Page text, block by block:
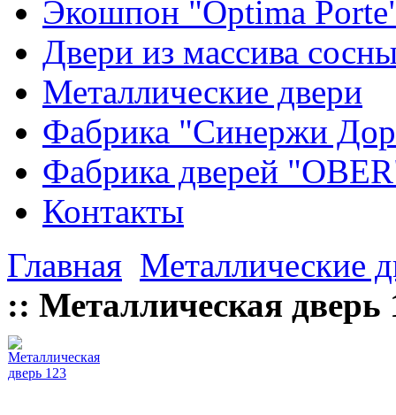
Экошпон "Optima
Двери из массива
Металлические двери
Фабрика "Синержи
Фабрика дверей
Контакты
Главная Металлические
:: Металлическая дверь